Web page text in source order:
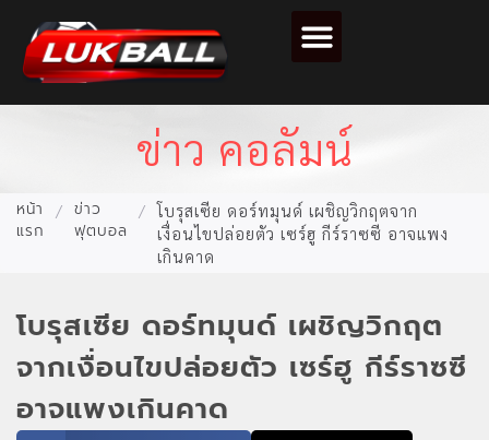
ข่าว คอลัมน์
หน้า
แรก
/ ข่าว
ฟุตบอล
/ โบรุสเซีย ดอร์ทมุนด์ เผชิญวิกฤตจาก
เงื่อนไขปล่อยตัว เซร์ฮู กีร์ราซซี อาจแพง
เกินคาด
โบรุสเซีย ดอร์ทมุนด์ เผชิญวิกฤต
จากเงื่อนไขปล่อยตัว เซร์ฮู กีร์ราซซี
อาจแพงเกินคาด